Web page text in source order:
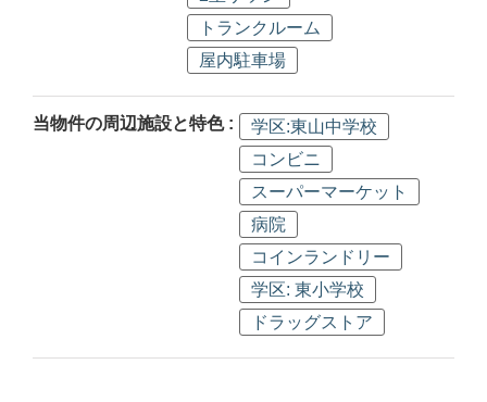
トランクルーム
屋内駐車場
当物件の周辺施設と特色 :
学区:東山中学校
コンビニ
スーパーマーケット
病院
コインランドリー
学区: 東小学校
ドラッグストア